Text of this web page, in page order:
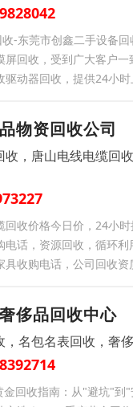
-东莞市创鑫二手设备回
屏回收，受到广大客户一
驱动器回收，提供24小
物资回收公司
收，唐山电线电缆回
回收价格今日价，24小
电话，资源回收，循环利
具收购电话，公司回收资
侈品回收中心
，名包名表回收，奢